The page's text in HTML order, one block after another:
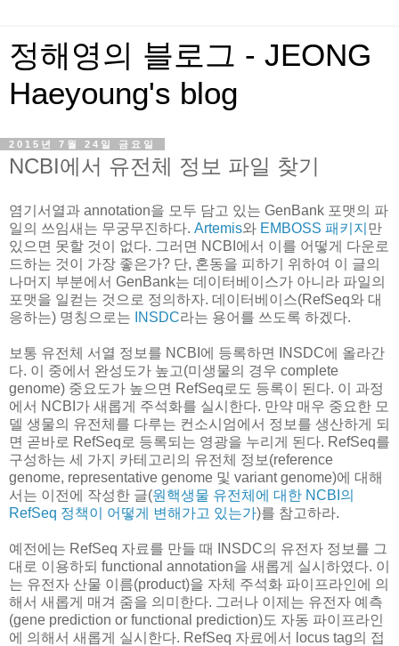
정해영의 블로그 - JEONG
Haeyoung's blog
2015년 7월 24일 금요일
NCBI에서 유전체 정보 파일 찾기
염기서열과 annotation을 모두 담고 있는 GenBank 포맷의 파
일의 쓰임새는 무궁무진하다. Artemis와 EMBOSS 패키지 만
있으면 못할 것이 없다. 그러면 NCBI에서 이를 어떻게 다운로
드하는 것이 가장 좋은가? 단, 혼동을 피하기 위하여 이 글의
나머지 부분에서 GenBank는 데이터베이스가 아니라 파일의
포맷을 일컫는 것으로 정의하자. 데이터베이스(RefSeq와 대
응하는) 명칭으로는
INSDC라는 용어를 쓰도록 하겠다.
보통 유전체 서열 정보를 NCBI에 등록하면 INSDC에 올라간
다. 이 중에서 완성도가 높고(미생물의 경우 complete
genome) 중요도가 높으면 RefSeq로도 등록이 된다. 이 과정
에서 NCBI가 새롭게 주석화를 실시한다. 만약 매우 중요한 모
델 생물의 유전체를 다루는 컨소시엄에서 정보를 생산하게 되
면 곧바로 RefSeq로 등록되는 영광을 누리게 된다. RefSeq를
구성하는 세 가지 카테고리의 유전체 정보(reference
genome, representative genome 및 variant genome)에 대해
서는 이전에 작성한 글(원핵생물 유전체에 대한 NCBI의
RefSeq 정책이 어떻게 변해가고 있는가)를 참고하라.
예전에는 RefSeq 자료를 만들 때 INSDC의 유전자 정보를 그
대로 이용하되 functional annotation을 새롭게 실시하였다. 이
는 유전자 산물 이름(product)을 자체 주석화 파이프라인에 의
해서 새롭게 매겨 줌을 의미한다. 그러나 이제는 유전자 예측
(gene prediction or functional prediction)도 자동 파이프라인
에 의해서 새롭게 실시한다. RefSeq 자료에서 locus tag의 접